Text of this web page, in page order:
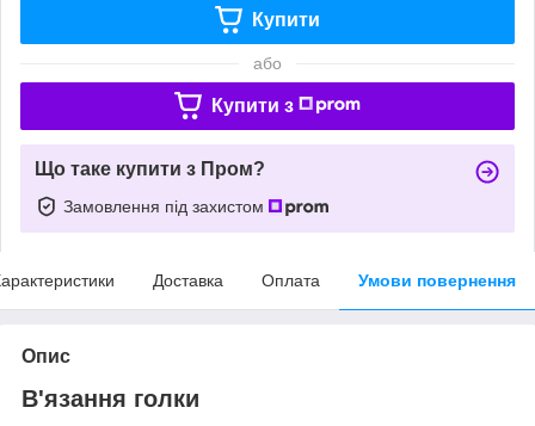
Купити
або
Купити з
Що таке купити з Пром?
Замовлення під захистом
Доставка Оплата Умови повернення
Опис
В'язання голки